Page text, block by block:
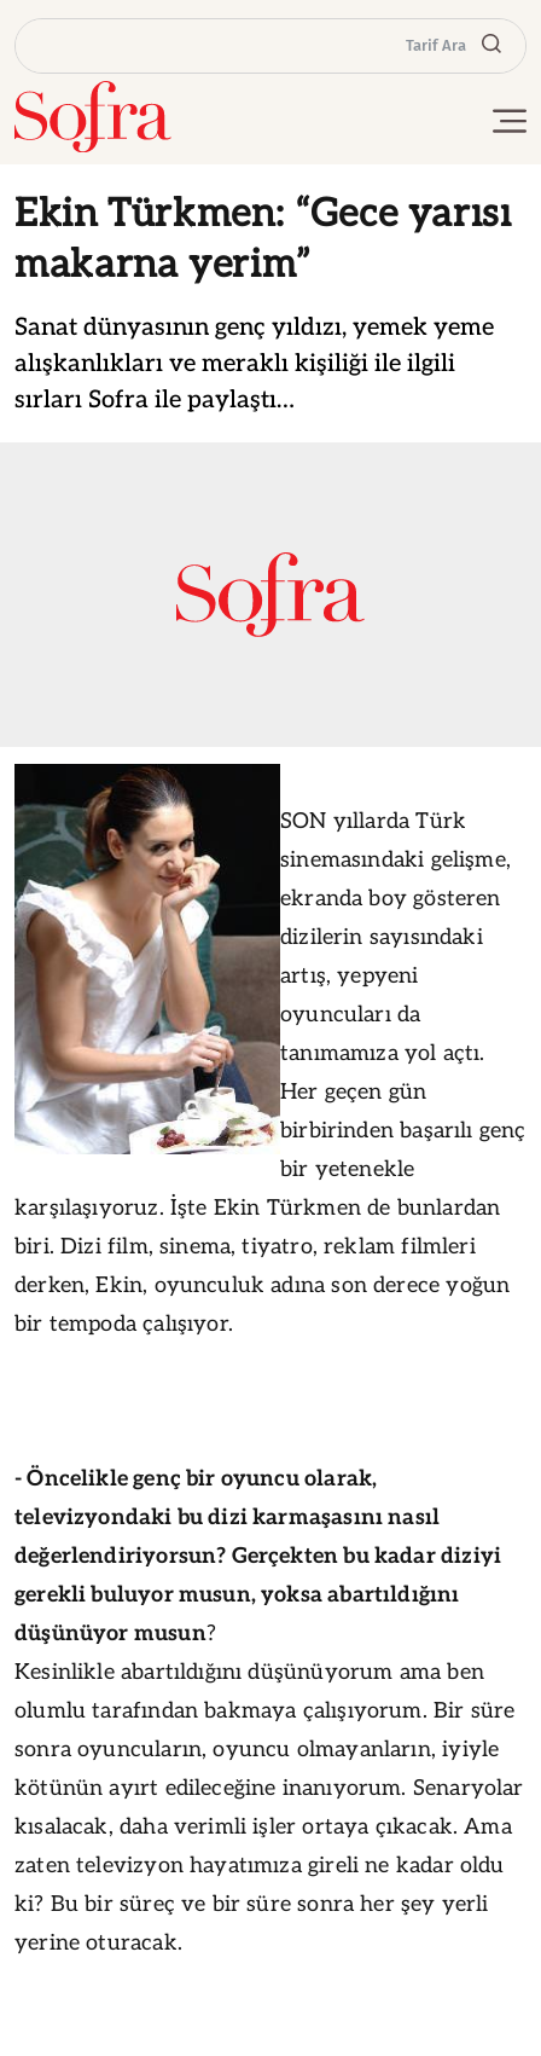
Tarif Ara
Ekin Türkmen: “Gece yarısı
makarna yerim”
Sanat dünyasının genç yıldızı, yemek yeme
alışkanlıkları ve meraklı kişiliği ile ilgili
sırları Sofra ile paylaştı…
SON yıllarda Türk
sinemasındaki gelişme,
ekranda boy gösteren
dizilerin sayısındaki
artış, yepyeni
oyuncuları da
tanımamıza yol açtı.
Her geçen gün
birbirinden başarılı genç
bir yetenekle
karşılaşıyoruz. İşte Ekin Türkmen de bunlardan
biri. Dizi film, sinema, tiyatro, reklam filmleri
derken, Ekin, oyunculuk adına son derece yoğun
bir tempoda çalışıyor.
- Öncelikle genç bir oyuncu olarak,
televizyondaki bu dizi karmaşasını nasıl
değerlendiriyorsun? Gerçekten bu kadar diziyi
gerekli buluyor musun, yoksa abartıldığını
düşünüyor musun?
Kesinlikle abartıldığını düşünüyorum ama ben
olumlu tarafından bakmaya çalışıyorum. Bir süre
sonra oyuncuların, oyuncu olmayanların, iyiyle
kötünün ayırt edileceğine inanıyorum. Senaryolar
kısalacak, daha verimli işler ortaya çıkacak. Ama
zaten televizyon hayatımıza gireli ne kadar oldu
ki? Bu bir süreç ve bir süre sonra her şey yerli
yerine oturacak.